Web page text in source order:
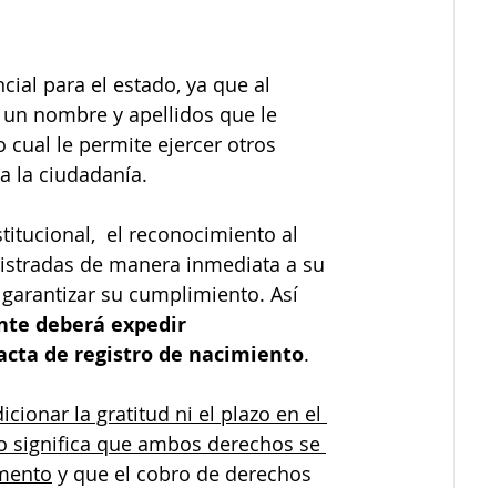
para el estado, ya que al
nombre y apellidos que le
cual le permite ejercer otros
la ciudadanía.
el reconocimiento al
de manera inmediata a su
su cumplimiento. Así
deberá expedir
de registro de nacimiento.
la gratitud ni el plazo en el
significa que ambos derechos se
y que el cobro de derechos